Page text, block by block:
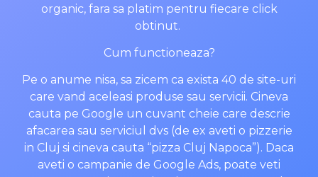
organic, fara sa platim pentru fiecare click
obtinut.
Cum functioneaza?
Pe o anume nisa, sa zicem ca exista 40 de site-uri
care vand aceleasi produse sau servicii. Cineva
cauta pe Google un cuvant cheie care descrie
afacarea sau serviciul dvs (de ex aveti o pizzerie
in Cluj si cineva cauta “pizza Cluj Napoca”). Daca
aveti o campanie de Google Ads, poate veti